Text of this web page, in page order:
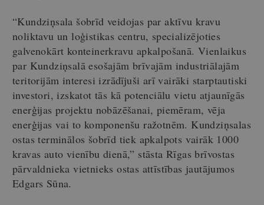
“Kundziņsala šobrīd veidojas par aktīvu kravu
noliktavu un loģistikas centru, specializējoties
galvenokārt konteinerkravu apkalpošanā. Vienlaikus
par Kundziņsalā esošajām brīvajām industriālajām
teritorijām interesi izrādījuši arī vairāki starptautiski
investori, izskatot tās kā potenciālu vietu atjaunīgās
enerģijas projektu nobāzēšanai, piemēram, vēja
enerģijas vai to komponenšu ražotnēm. Kundziņsalas
ostas terminālos šobrīd tiek apkalpots vairāk 1000
kravas auto vienību dienā,” stāsta Rīgas brīvostas
pārvaldnieka vietnieks ostas attīstības jautājumos
Edgars Sūna.